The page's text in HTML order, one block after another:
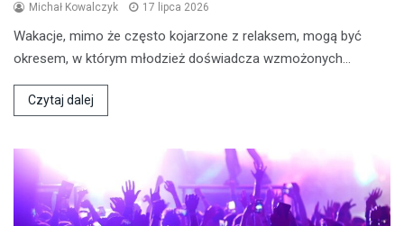
Michał Kowalczyk 17 lipca 2026
Wakacje, mimo że często kojarzone z relaksem, mogą być
okresem, w którym młodzież doświadcza wzmożonych…
Czytaj dalej